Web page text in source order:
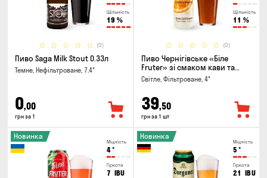
Щільність
19 %
(0)
Пиво Saga Milk Stout 0.33л
Темне, Нефільтроване, 7.4°
0,00
грн за 1
Щільність
11 %
(0)
Пиво Чернігівське «Біле
Fruter» зі смаком кави та
апельсину 0.5л
Світле, Фільтроване, 4°
39,50
грн за 1 шт
Міцність
4°
Гіркота
7 IBU
Новинка
Міцність
5 °
Гіркота
21 IBU
Новинка